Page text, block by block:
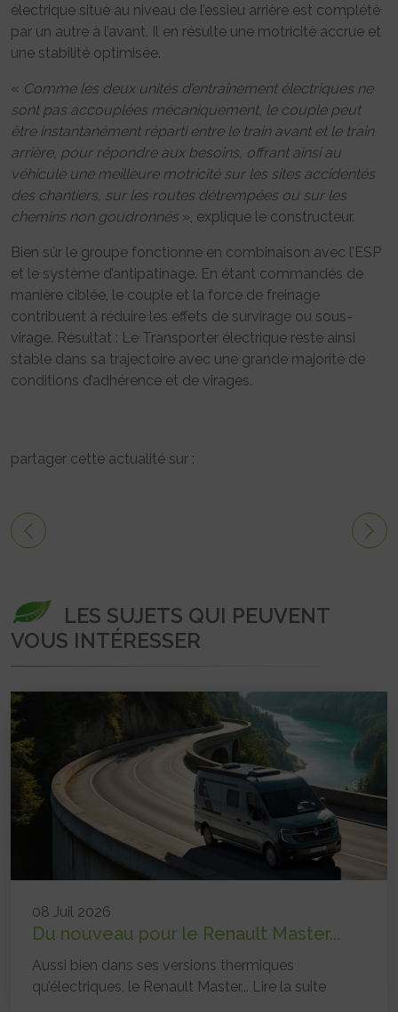
électrique situé au niveau de l’essieu arrière est complété
par un autre à l’avant. Il en résulte une motricité accrue et
une stabilité optimisée.
« Comme les deux unités d’entraînement électriques ne
sont pas accouplées mécaniquement, le couple peut
être instantanément réparti entre le train avant et le train
arrière, pour répondre aux besoins, offrant ainsi au
véhicule une meilleure motricité sur les sites accidentés
des chantiers, sur les routes détrempées ou sur les
chemins non goudronnés», explique le constructeur.
Bien sûr le groupe fonctionne en combinaison avec l’ESP
et le système d’antipatinage. En étant commandés de
manière ciblée, le couple et la force de freinage
contribuent à réduire les effets de survirage ou sous-
virage. Résultat : Le Transporter électrique reste ainsi
stable dans sa trajectoire avec une grande majorité de
conditions d’adhérence et de virages.
partager cette actualité sur :
LES SUJETS QUI PEUVENT
VOUS INTÉRESSER
08 Juil 2026
Du nouveau pour le Renault Master...
Aussi bien dans ses versions thermiques
qu’électriques, le Renault Master... Lire la suite